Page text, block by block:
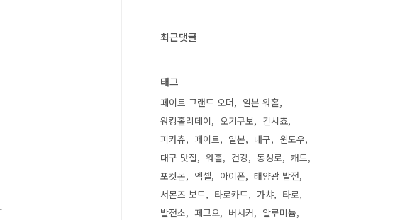
최근댓글
태그
페이트 그랜드 오더
일본 워홀
워킹홀리데이
오기쿠보
긴시쵸
피카츄
페이트 일본 대구
윈도우
대구 맛집
워홀 건강 동성로
캐드
포켓몬
엑셀 아이폰
태양광 발전
서몬즈 보드
타로카드 가챠
타로
발전소
페그오 버서커
알루미늄